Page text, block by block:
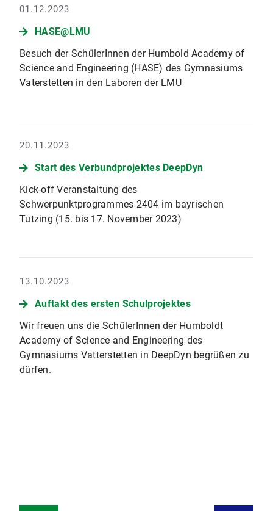
01.12.2023
HASE@LMU
Besuch der SchülerInnen der Humbold Academy of
Science and Engineering (HASE) des Gymnasiums
Vaterstetten in den Laboren der LMU
20.11.2023
Start des Verbundprojektes DeepDyn
Kick-off Veranstaltung des
Schwerpunktprogrammes 2404 im bayrischen
Tutzing (15. bis 17. November 2023)
13.10.2023
Auftakt des ersten Schulprojektes
Wir freuen uns die SchülerInnen der Humboldt
Academy of Science and Engineering des
Gymnasiums Vatterstetten in DeepDyn begrüßen zu
dürfen.